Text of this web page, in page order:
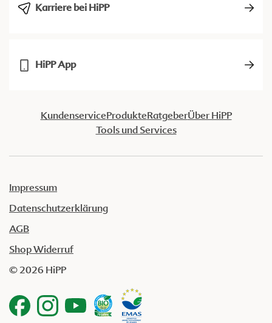
Karriere bei HiPP
HiPP App
KundenserviceProdukteRatgeberÜber HiPP
Tools und Services
Impressum
Datenschutzerklärung
AGB
Shop Widerruf
© 2026 HiPP